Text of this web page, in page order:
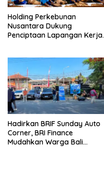
Holding Perkebunan
Nusantara Dukung
Penciptaan Lapangan Kerja,
Hadirkan BRIF Sunday Auto
Corner, BRI Finance
Mudahkan Warga Bali